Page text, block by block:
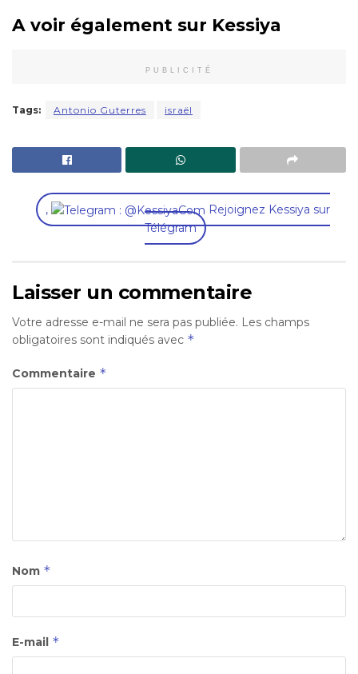
A voir également sur Kessiya
PUBLICITÉ
Tags: Antonio Guterres israël
,
Rejoignez Kessiya sur
Télégram
Laisser un commentaire
Votre adresse e-mail ne sera pas publiée. Les champs
obligatoires sont indiqués avec *
Commentaire *
Nom *
E-mail *